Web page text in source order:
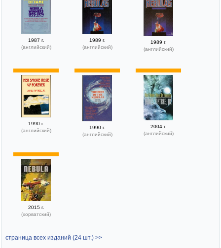
1987 г.
(английский)
1989 г.
(английский)
1989 г.
(английский)
1990 г.
(английский)
1990 г.
(английский)
2004 г.
(английский)
2015 г.
(хорватский)
страница всех изданий (24 шт.) >>